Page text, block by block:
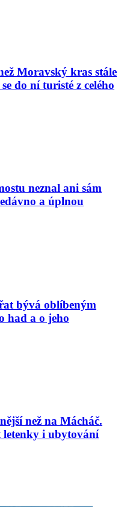
Moravský kras stále
do ní turisté z celého
neznal ani sám
a úplnou
bývá oblíbeným
had a o jeho
než na Mácháč.
i ubytování